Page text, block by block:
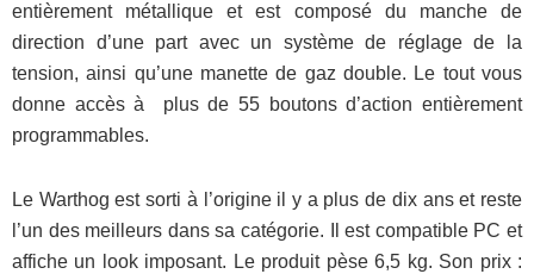
entièrement métallique et est composé du manche de
direction d’une part avec un système de réglage de la
tension, ainsi qu’une manette de gaz double. Le tout vous
donne accès à plus de 55 boutons d’action entièrement
programmables.
Le Warthog est sorti à l’origine il y a plus de dix ans et reste
l’un des meilleurs dans sa catégorie. Il est compatible PC et
affiche un look imposant. Le produit pèse 6,5 kg. Son prix :